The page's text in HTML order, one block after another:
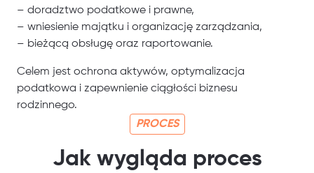
– doradztwo podatkowe i prawne,
– wniesienie majątku i organizację zarządzania,
– bieżącą obsługę oraz raportowanie.
Celem jest ochrona aktywów, optymalizacja
podatkowa i zapewnienie ciągłości biznesu
rodzinnego.
PROCES
Jak wygląda proces